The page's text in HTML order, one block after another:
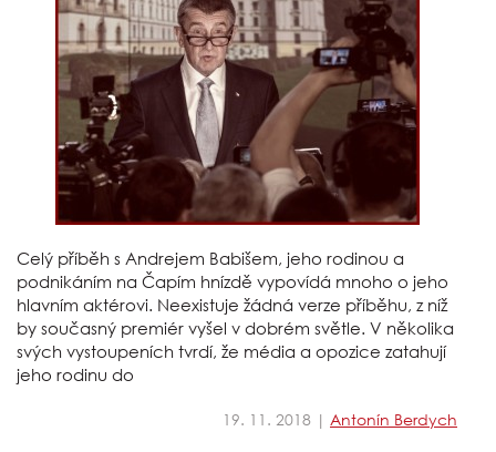
Celý příběh s Andrejem Babišem, jeho rodinou a
podnikáním na Čapím hnízdě vypovídá mnoho o jeho
hlavním aktérovi. Neexistuje žádná verze příběhu, z níž
by současný premiér vyšel v dobrém světle. V několika
svých vystoupeních tvrdí, že média a opozice zatahují
jeho rodinu do
19. 11. 2018 | Antonín Berdych